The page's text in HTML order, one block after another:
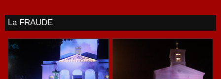
La FRAUDE